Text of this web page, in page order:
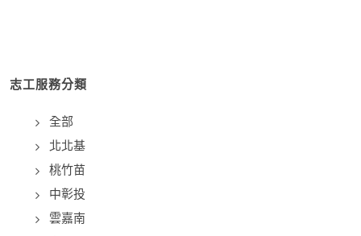
志工服務分類
全部
北北基
桃竹苗
中彰投
雲嘉南